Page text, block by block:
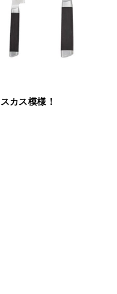
カス模様！